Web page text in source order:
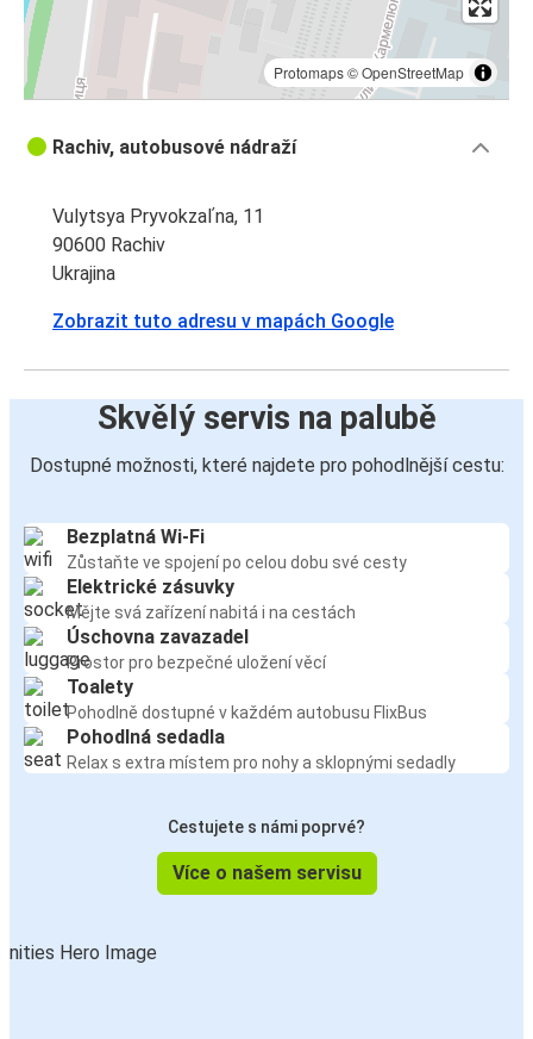
Protomaps©OpenStreetMap
Rachiv, autobusové nádraží
Vulytsya Pryvokzalʹna, 11
90600 Rachiv
Ukrajina
Zobrazit tuto adresu v mapách Google
Skvělý servis na palubě
Dostupné možnosti, které najdete pro pohodlnější cestu:
Bezplatná Wi-Fi
Zůstaňte ve spojení po celou dobu své cesty
Elektrické zásuvky
Mějte svá zařízení nabitá i na cestách
Úschovna zavazadel
Prostor pro bezpečné uložení věcí
Toalety
Pohodlně dostupné v každém autobusu FlixBus
Pohodlná sedadla
Relax s extra místem pro nohy a sklopnými sedadly
Cestujete s námi poprvé?
Více o našem servisu